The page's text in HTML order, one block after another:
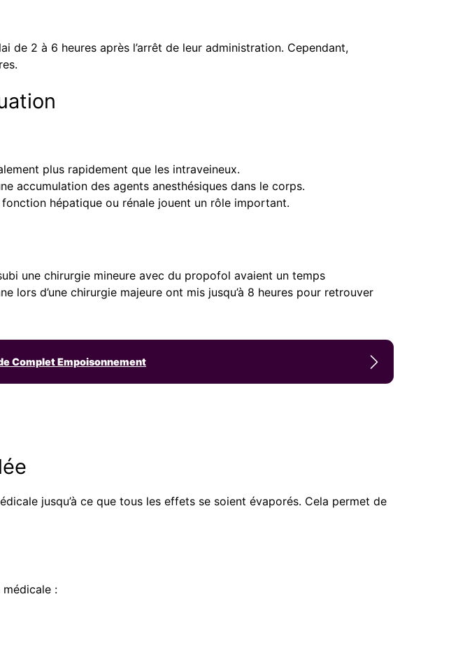
de 2 à 6 heures après l’arrêt de leur administration. Cependant,
plus rapidement que les intraveineux.
accumulation des agents anesthésiques dans le corps.
hépatique ou rénale jouent un rôle important.
une chirurgie mineure avec du propofol avaient un temps
lors d’une chirurgie majeure ont mis jusqu’à 8 heures pour retrouver
Complet Empoisonnement
jusqu’à ce que tous les effets se soient évaporés. Cela permet de
: